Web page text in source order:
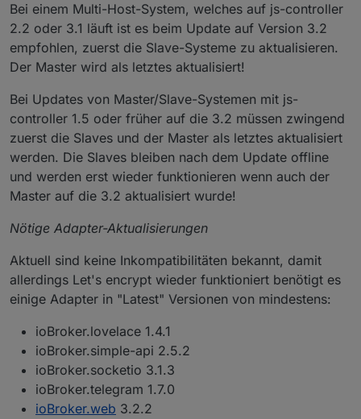
Bei einem Multi-Host-System, welches auf js-controller
2.2 oder 3.1 läuft ist es beim Update auf Version 3.2
empfohlen, zuerst die Slave-Systeme zu aktualisieren.
Der Master wird als letztes aktualisiert!
Bei Updates von Master/Slave-Systemen mit js-
controller 1.5 oder früher auf die 3.2 müssen zwingend
zuerst die Slaves und der Master als letztes aktualisiert
werden. Die Slaves bleiben nach dem Update offline
und werden erst wieder funktionieren wenn auch der
Master auf die 3.2 aktualisiert wurde!
Nötige Adapter-Aktualisierungen
Aktuell sind keine Inkompatibilitäten bekannt, damit
allerdings Let's encrypt wieder funktioniert benötigt es
einige Adapter in "Latest" Versionen von mindestens:
ioBroker.lovelace 1.4.1
ioBroker.simple-api 2.5.2
ioBroker.socketio 3.1.3
ioBroker.telegram 1.7.0
ioBroker.web 3.2.2